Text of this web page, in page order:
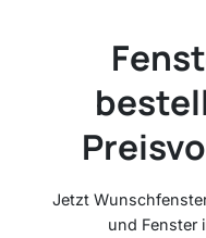
Jetzt
und Fenster